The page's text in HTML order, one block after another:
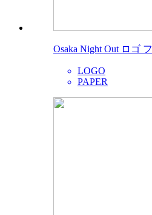
Osaka Night Out ロゴ
LOGO
PAPER